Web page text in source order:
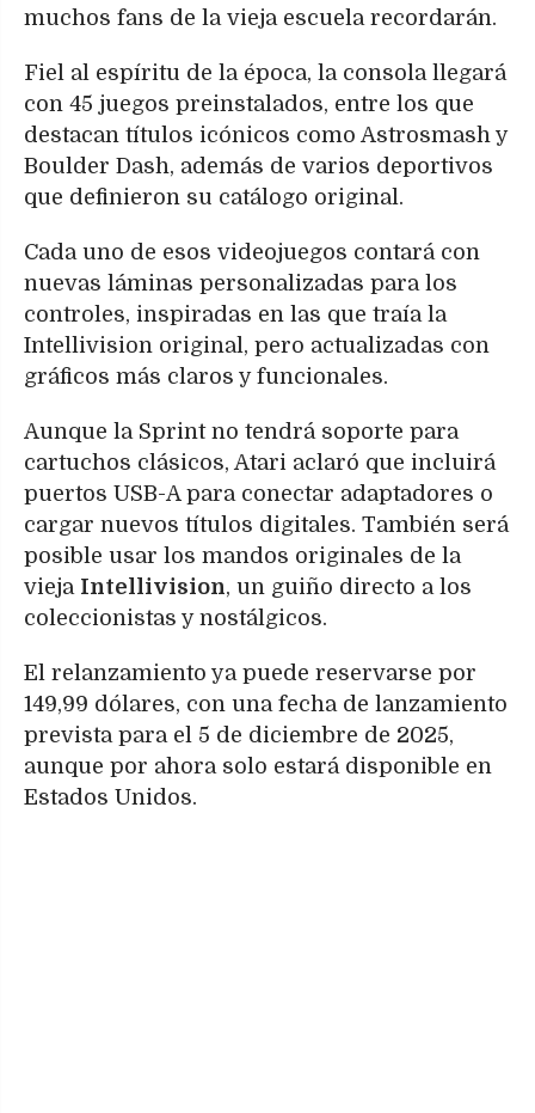
muchos fans de la vieja escuela recordarán.
Fiel al espíritu de la época, la consola llegará
con 45 juegos preinstalados, entre los que
destacan títulos icónicos como Astrosmash y
Boulder Dash, además de varios deportivos
que definieron su catálogo original.
Cada uno de esos videojuegos contará con
nuevas láminas personalizadas para los
controles, inspiradas en las que traía la
Intellivision original, pero actualizadas con
gráficos más claros y funcionales.
Aunque la Sprint no tendrá soporte para
cartuchos clásicos, Atari aclaró que incluirá
puertos USB-A para conectar adaptadores o
cargar nuevos títulos digitales. También será
posible usar los mandos originales de la
vieja Intellivision, un guiño directo a los
coleccionistas y nostálgicos.
El relanzamiento ya puede reservarse por
149,99 dólares, con una fecha de lanzamiento
prevista para el 5 de diciembre de 2025,
aunque por ahora solo estará disponible en
Estados Unidos.